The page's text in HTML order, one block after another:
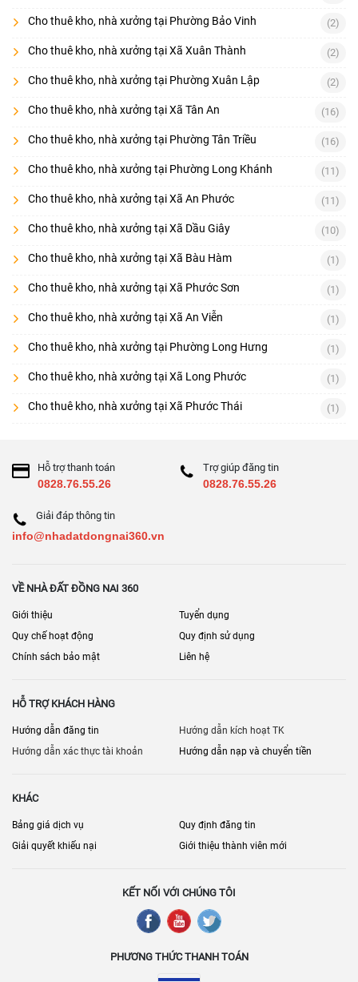
Cho thuê kho, nhà xưởng tại Phường Bảo Vinh (2)
Cho thuê kho, nhà xưởng tại Xã Xuân Thành (2)
Cho thuê kho, nhà xưởng tại Phường Xuân Lập (2)
Cho thuê kho, nhà xưởng tại Xã Tân An (16)
Cho thuê kho, nhà xưởng tại Phường Tân Triều (16)
Cho thuê kho, nhà xưởng tại Phường Long Khánh (11)
Cho thuê kho, nhà xưởng tại Xã An Phước (11)
Cho thuê kho, nhà xưởng tại Xã Dầu Giây (10)
Cho thuê kho, nhà xưởng tại Xã Bàu Hàm (1)
Cho thuê kho, nhà xưởng tại Xã Phước Sơn (1)
Cho thuê kho, nhà xưởng tại Xã An Viễn (1)
Cho thuê kho, nhà xưởng tại Phường Long Hưng (1)
Cho thuê kho, nhà xưởng tại Xã Long Phước (1)
Cho thuê kho, nhà xưởng tại Xã Phước Thái (1)
Hỗ trợ thanh toán
0828.76.55.26
Trợ giúp đăng tin
0828.76.55.26
Giải đáp thông tin
info@nhadatdongnai360.vn
VỀ NHÀ ĐẤT ĐỒNG NAI 360
Giới thiệu
Tuyển dụng
Quy chế hoạt động
Quy định sử dụng
Chính sách bảo mật
Liên hệ
HỖ TRỢ KHÁCH HÀNG
Hướng dẫn đăng tin
Hướng dẫn kích hoạt TK
Hướng dẫn xác thực tài khoản
Hướng dẫn nạp và chuyển tiền
KHÁC
Bảng giá dịch vụ
Quy định đăng tin
Giải quyết khiếu nại
Giới thiệu thành viên mới
KẾT NỐI VỚI CHÚNG TÔI
PHƯƠNG THỨC THANH TOÁN